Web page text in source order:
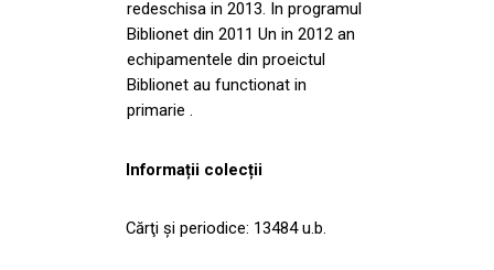
redeschisa in 2013. In programul
Biblionet din 2011 Un in 2012 an
echipamentele din proeictul
Biblionet au functionat in
primarie .
Informații colecții
Cărţi şi periodice: 13484 u.b.